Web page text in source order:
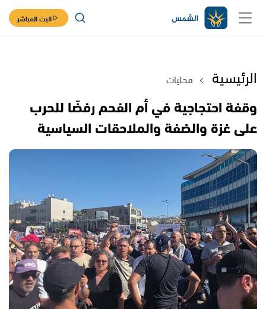
البث المباشر
الرئيسية محليات
وقفة احتجاجية في أم الفحم رفضًا للحرب
على غزة والضفة والملاحقات السياسية